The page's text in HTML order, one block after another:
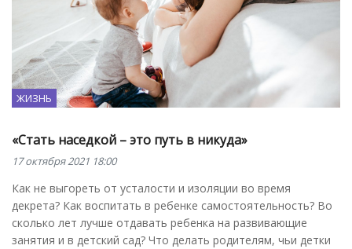
ЖИЗНЬ
«Стать наседкой – это путь в никуда»
17 октября 2021 18:00
Как не выгореть от усталости и изоляции во время
декрета? Как воспитать в ребенке самостоятельность? Во
сколько лет лучше отдавать ребенка на развивающие
занятия и в детский сад? Что делать родителям, чьи детки